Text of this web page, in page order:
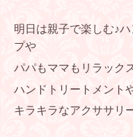
明日は親子で楽しむ♪
プや
パパもママもリラック
ハンドトリートメント
キラキラなアクササリ